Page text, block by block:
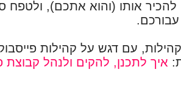
אותו (והוא אתכם), ולטפח
עבורכם.
עם דגש על קהילות פייסבוק
איך לתכנן, להקים ולנהל קבוצת